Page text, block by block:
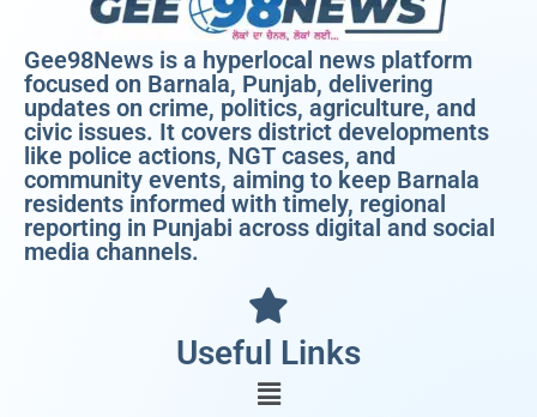
Gee98News is a hyperlocal news platform
focused on Barnala, Punjab, delivering
updates on crime, politics, agriculture, and
civic issues. It covers district developments
like police actions, NGT cases, and
community events, aiming to keep Barnala
residents informed with timely, regional
reporting in Punjabi across digital and social
media channels.
Useful Links